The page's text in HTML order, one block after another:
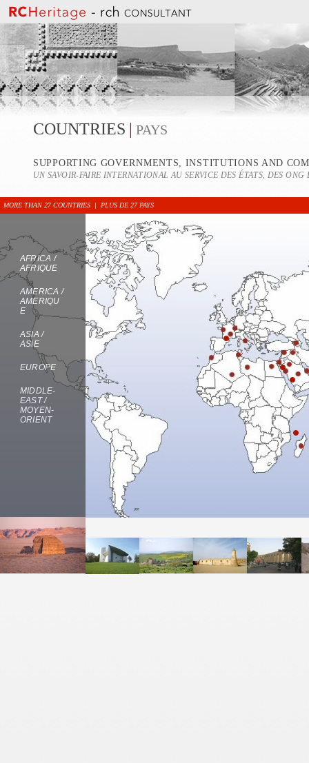
MORE THAN 27 COUNTRIES | PLUS DE 27 PAYS
COUNTRIES | PAYS
SUPPORTING GOVERNMENTS, INSTITUTIONS AND
UN SAVOIR-FAIRE INTERNATIONAL AU SERVICE DES ÉTATS, DES ONG
AFRICA /
AFRIQUE
AMERICA /
AMERIQU
E
ASIA /
ASIE
EUROPE
MIDDLE-
EAST /
MOYEN-
ORIENT